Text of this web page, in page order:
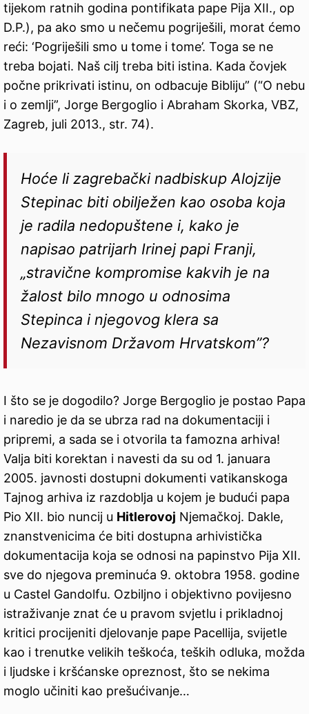
tijekom ratnih godina pontifikata pape Pija XII., op
D.P.), pa ako smo u nečemu pogriješili, morat ćemo
reći: ‘Pogriješili smo u tome i tome’. Toga se ne
treba bojati. Naš cilj treba biti istina. Kada čovjek
počne prikrivati istinu, on odbacuje Bibliju” (“O nebu
i o zemlji”, Jorge Bergoglio i Abraham Skorka, VBZ,
Zagreb, juli 2013., str. 74).
Hoće li zagrebački nadbiskup Alojzije
Stepinac biti obilježen kao osoba koja
je radila nedopuštene i, kako je
napisao patrijarh Irinej papi Franji,
„stravične kompromise kakvih je na
žalost bilo mnogo u odnosima
Stepinca i njegovog klera sa
Nezavisnom Državom Hrvatskom”?
I što se je dogodilo? Jorge Bergoglio je postao Papa
i naredio je da se ubrza rad na dokumentaciji i
pripremi, a sada se i otvorila ta famozna arhiva!
Valja biti korektan i navesti da su od 1. januara
2005. javnosti dostupni dokumenti vatikanskoga
Tajnog arhiva iz razdoblja u kojem je budući papa
Pio XII. bio nuncij u Hitlerovoj Njemačkoj. Dakle,
znanstvenicima će biti dostupna arhivistička
dokumentacija koja se odnosi na papinstvo Pija XII.
sve do njegova preminuća 9. oktobra 1958. godine
u Castel Gandolfu. Ozbiljno i objektivno povijesno
istraživanje znat će u pravom svjetlu i prikladnoj
kritici procijeniti djelovanje pape Pacellija, svijetle
kao i trenutke velikih teškoća, teških odluka, možda
i ljudske i kršćanske opreznost, što se nekima
moglo učiniti kao prešućivanje…